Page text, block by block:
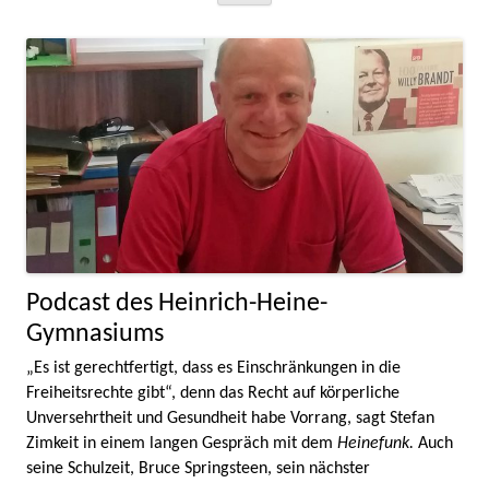
Podcast des Heinrich-Heine-
Gymnasiums
„Es ist gerechtfertigt, dass es Einschränkungen in die
Freiheitsrechte gibt“, denn das Recht auf körperliche
Unversehrtheit und Gesundheit habe Vorrang, sagt Stefan
Zimkeit in einem langen Gespräch mit dem Heinefunk. Auch
seine Schulzeit, Bruce Springsteen, sein nächster